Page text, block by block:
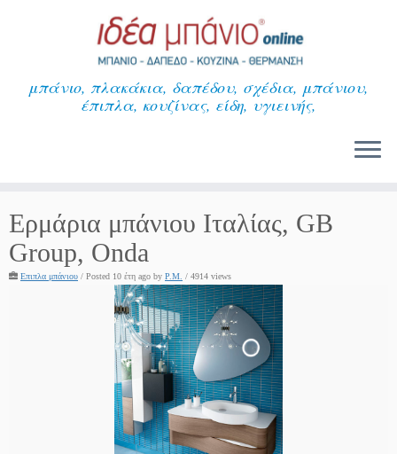
μπάνιο, πλακάκια, δαπέδου, σχέδια, μπάνιου,
έπιπλα, κουζίνας, είδη, υγιεινής,
Ερμάρια μπάνιου Ιταλίας, GB
Group, Onda
Επιπλα μπάνιου / Posted 10 έτη ago by P.M. / 4914 views